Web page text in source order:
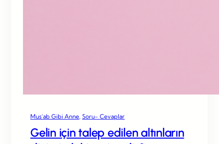
Mus’ab Gibi Anne Soru- Cevaplar
Gelin için talep edilen altınların